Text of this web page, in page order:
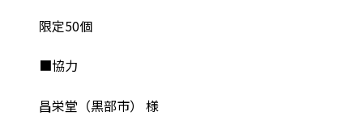
限定50個
■協力
昌栄堂（黒部市） 様